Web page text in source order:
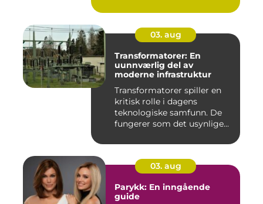
03. aug
Transformatorer: En
uunnværlig del av
moderne infrastruktur
Transformatorer spiller en
kritisk rolle i dagens
teknologiske samfunn. De
fungerer som det usynlige...
03. aug
Parykk: En inngående
guide